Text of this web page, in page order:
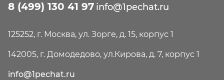
8 (499) 130 41 97 info@1pechat.ru
125252, г. Москва, ул. Зорге, д. 15, корпус 1
142005, г. Домодедово, ул.Кирова, д. 7, корпус 1
info@1pechat.ru